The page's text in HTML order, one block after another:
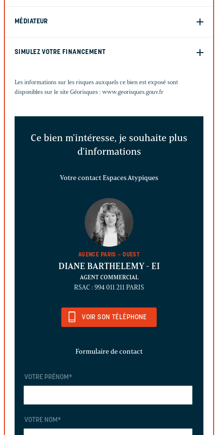
MÉDIATEUR
SIMULEZ VOTRE FINANCEMENT
Les informations sur les risques auxquels ce bien est exposé sont
disponibles sur le site Géorisques : www.georisques.gouv.fr
Ce bien m'intéresse, je souhaite plus
d'informations
Votre contact Espaces Atypiques
AGENCE PARIS – OUEST
DIANE BARTHELEMY- EI
AGENT COMMERCIAL
RSAC : 994 011 211 PARIS
VOIR SON TÉLÉPHONE
Formulaire de contact
VOTRE PRÉNOM *
VOTRE NOM *